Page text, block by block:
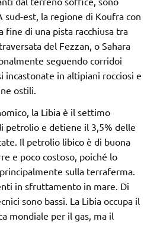
est, la regione di Koufra con
fine di una pista racchiusa tra
del Fezzan, o Sahara
seguendo corridoi
incastonate in altipiani rocciosi e
ostili.
la Libia è il settimo
petrolio e detiene il 3,5% delle
Il petrolio libico è di buona
e poco costoso, poiché lo
sulla terraferma.
in sfruttamento in mare. Di
sono bassi. La Libia occupa il
mondiale per il gas, ma il